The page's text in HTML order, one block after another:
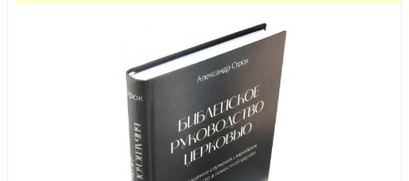
Библейские разыскания и странствия по России